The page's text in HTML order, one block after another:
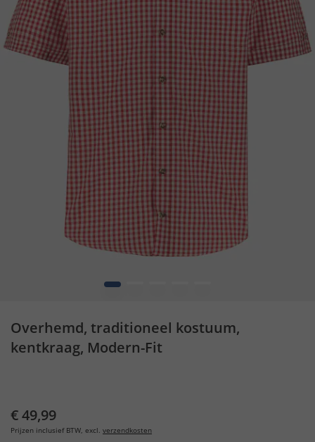
1
Overhemd, traditioneel kostuum,
kentkraag, Modern-Fit
€ 49,99
Prijzen inclusief BTW, excl. verzendkosten